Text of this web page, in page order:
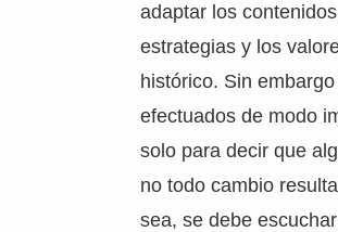
adaptar los
estrategias y los
histórico. Sin
efectuados de modo
solo para decir que
no todo cambio
sea, se debe